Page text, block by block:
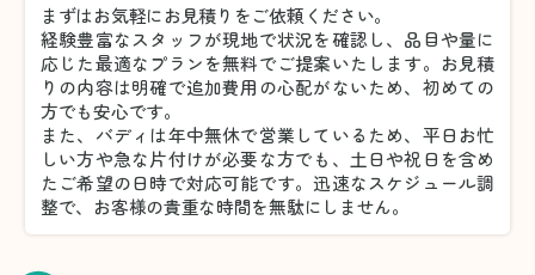
まずはお気軽にお見積りをご依頼ください。
経験豊富なスタッフが現地で状況を確認し、品目や量に
応じた最適なプランを無料でご提案いたします。お見積
りの内容は明確で追加費用の心配がないため、初めての
方でも安心です。
また、バディは年中無休で営業しているため、平日お忙
しい方や急な片付けが必要な方でも、土日や祝日を含め
たご希望の日時で対応可能です。迅速なスケジュール調
整で、お客様の貴重な時間を無駄にしません。